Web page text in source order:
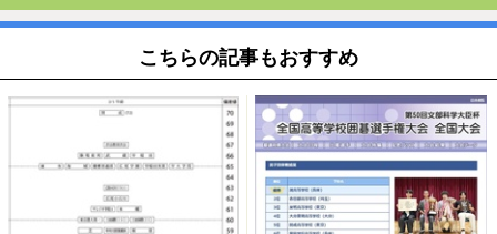
こちらの記事もおすすめ